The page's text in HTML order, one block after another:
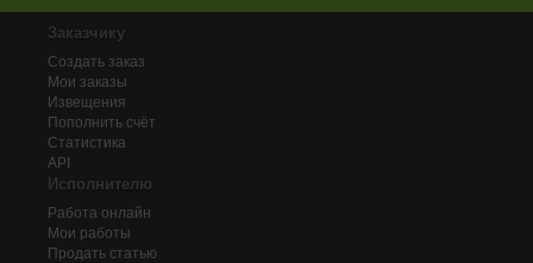
Заказчику
Создать заказ
Мои заказы
Извещения
Пополнить счёт
Статистика
API
Исполнителю
Работа онлайн
Мои работы
Продать статью